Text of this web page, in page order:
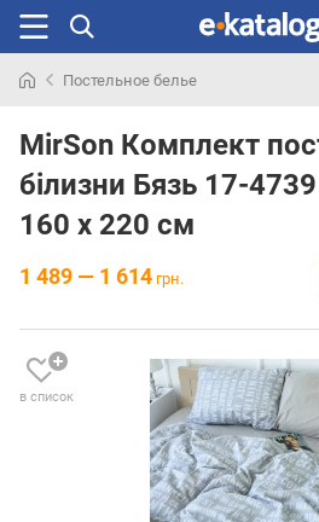
раньше
Постельное белье
MirSon Комплект
білизни Бязь 17-
160 x 220 см
1 489 — 1 614 грн.
в список